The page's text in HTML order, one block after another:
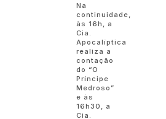
Na
continuidade,
às 16h, a
Cia.
Apocalíptica
realiza a
contação
do “O
Príncipe
Medroso”
e às
16h30, a
Cia.